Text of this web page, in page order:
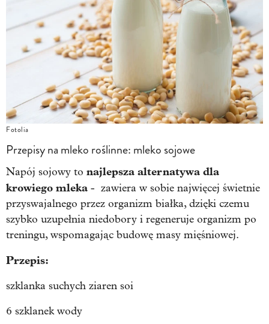
Fotolia
Przepisy na mleko roślinne: mleko sojowe
Napój sojowy to najlepsza alternatywa dla
krowiego mleka - zawiera w sobie najwięcej świetnie
przyswajalnego przez organizm białka, dzięki czemu
szybko uzupełnia niedobory i regeneruje organizm po
treningu, wspomagając budowę masy mięśniowej.
Przepis:
szklanka suchych ziaren soi
6 szklanek wody